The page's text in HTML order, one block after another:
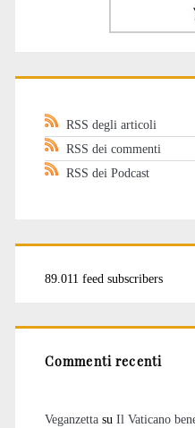
RSS degli articoli
RSS dei commenti
RSS dei Podcast
89.011 feed subscribers
Commenti recenti
Veganzettasu Il Vaticano